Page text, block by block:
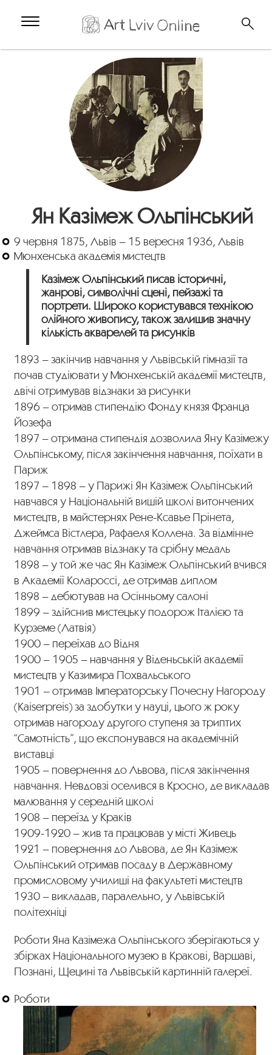
Ян Казімеж Ольпінський
9 червня 1875, Львів – 15 вересня 1936, Львів
Мюнхенська академія мистецтв
Казімеж Ольпінський писав історичні,
жанрові, символічні сцені, пейзажі та
портрети. Широко користувався технікою
олійного живопису, також залишив значну
кількість акварелей та рисунків
1893 – закінчив навчання у Львівській гімназії та
почав студіювати у Мюнхенській академії мистецтв,
двічі отримував відзнаки за рисунки
1896 – отримав стипендію Фонду князя Франца
Йозефа
1897 – отримана стипендія дозволила Яну Казімежу
Ольпінському, після закінчення навчання, поїхати в
Париж
1897 – 1898 – у Парижі Ян Казімеж Ольпінський
навчався у Національній вишій школі витончених
мистецтв, в майстернях Рене-Ксавье Прінета,
Джеймса Вістлера, Рафаеля Коллена. За відмінне
навчання отримав відзнаку та срібну медаль
1898 – у той же час Ян Казімеж Ольпінський вчився
в Академії Колароссі, де отримав диплом
1898 – дебютував на Осінньому салоні
1899 – здійснив мистецьку подорож Італією та
Курземе (Латвія)
1900 – переїхав до Відня
1900 – 1905 – навчання у Віденьській академії
мистецтв у Казимира Похвальського
1901 – отримав Імператорську Почесну Нагороду
(Kaiserpreis) за здобутки у науці, цього ж року
отримав нагороду другого ступеня за триптих
“Самотність”, що експонувався на академічній
виставці
1905 – повернення до Львова, після закінчення
навчання. Невдовзі оселився в Кросно, де викладав
малювання у середній школі
1908 – переїзд у Краків
1909-1920 – жив та працював у місті Живець
1921 – повернення до Львова, де Ян Казімеж
Ольпінський отримав посаду в Державному
промисловому училиші на факультеті мистецтв
1930 – викладав, паралельно, у Львівській
політехніці
Роботи Яна Казімежа Ольпінського зберігаються у
збірках Національного музею в Кракові, Варшаві,
Познані, Щецині та Львівській картинній галереї.
Роботи